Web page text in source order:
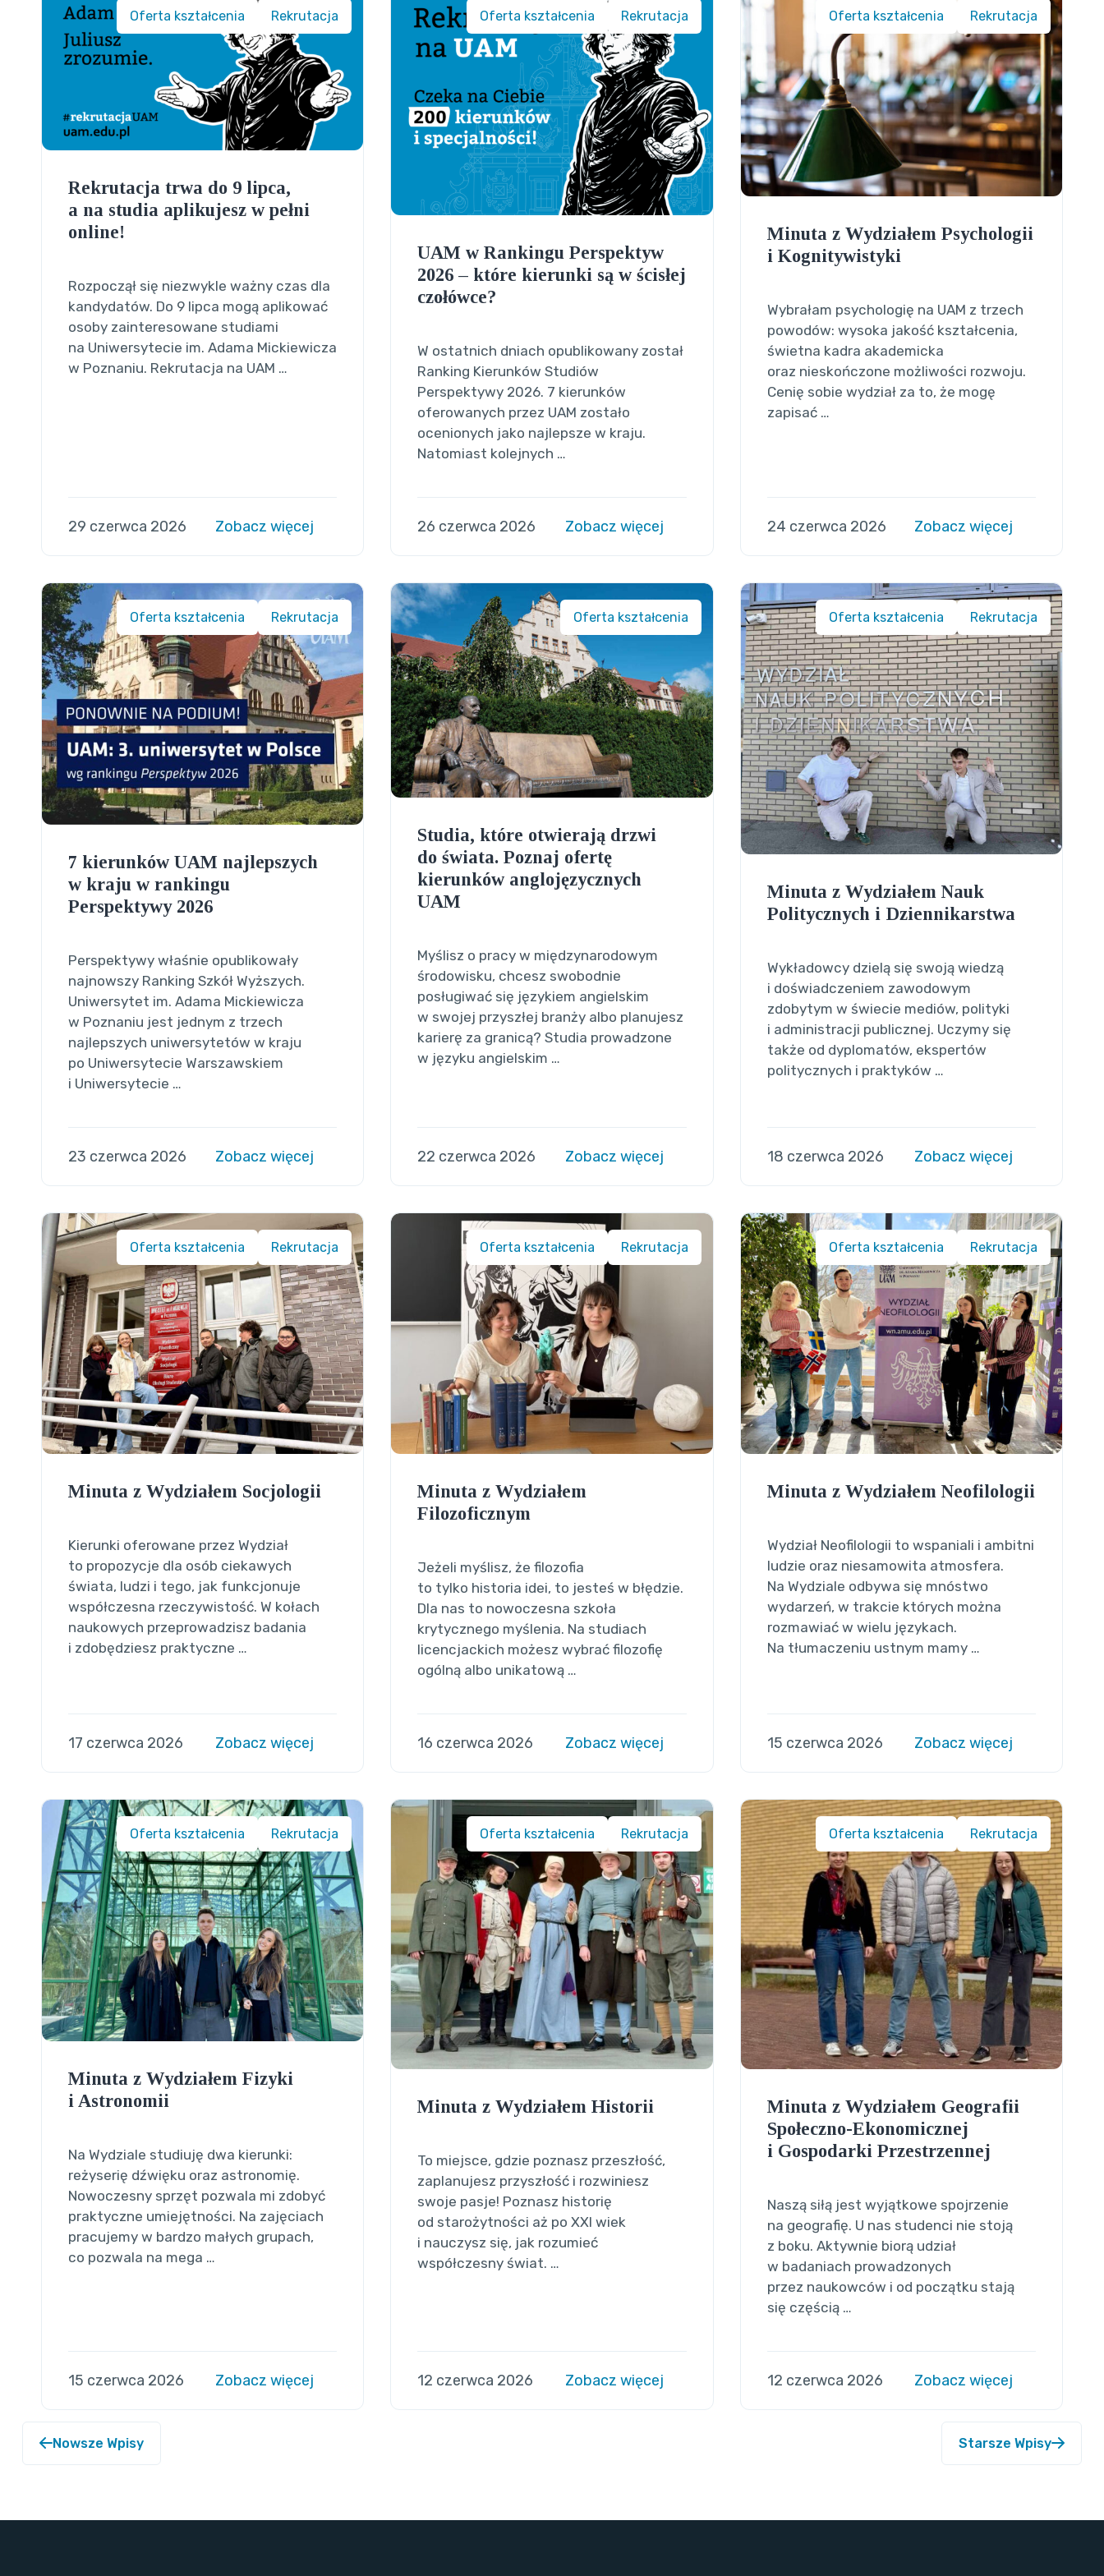
Oferta kształcenia Rekrutacja
Rekrutacja trwa do 9 lipca,
a na studia aplikujesz w pełni
online!
Rozpoczął się niezwykle ważny czas dla
kandydatów. Do 9 lipca mogą aplikować
osoby zainteresowane studiami
na Uniwersytecie im. Adama Mickiewicza
w Poznaniu. Rekrutacja na UAM …
29 czerwca 2026 Zobacz więcej
Oferta kształcenia Rekrutacja
UAM w Rankingu Perspektyw
2026 – które kierunki są w ścisłej
czołówce?
W ostatnich dniach opublikowany został
Ranking Kierunków Studiów
Perspektywy 2026. 7 kierunków
oferowanych przez UAM zostało
ocenionych jako najlepsze w kraju.
Natomiast kolejnych …
26 czerwca 2026 Zobacz więcej
Oferta kształcenia Rekrutacja
Minuta z Wydziałem Psychologii
i Kognitywistyki
Wybrałam psychologię na UAM z trzech
powodów: wysoka jakość kształcenia,
świetna kadra akademicka
oraz nieskończone możliwości rozwoju.
Cenię sobie wydział za to, że mogę
zapisać …
24 czerwca 2026 Zobacz więcej
Oferta kształcenia Rekrutacja
7 kierunków UAM najlepszych
w kraju w rankingu
Perspektywy 2026
Perspektywy właśnie opublikowały
najnowszy Ranking Szkół Wyższych.
Uniwersytet im. Adama Mickiewicza
w Poznaniu jest jednym z trzech
najlepszych uniwersytetów w kraju
po Uniwersytecie Warszawskiem
i Uniwersytecie …
23 czerwca 2026 Zobacz więcej
Oferta kształcenia
Studia, które otwierają drzwi
do świata. Poznaj ofertę
kierunków anglojęzycznych
UAM
Myślisz o pracy w międzynarodowym
środowisku, chcesz swobodnie
posługiwać się językiem angielskim
w swojej przyszłej branży albo planujesz
karierę za granicą? Studia prowadzone
w języku angielskim …
22 czerwca 2026 Zobacz więcej
Oferta kształcenia Rekrutacja
Minuta z Wydziałem Nauk
Politycznych i Dziennikarstwa
Wykładowcy dzielą się swoją wiedzą
i doświadczeniem zawodowym
zdobytym w świecie mediów, polityki
i administracji publicznej. Uczymy się
także od dyplomatów, ekspertów
politycznych i praktyków …
18 czerwca 2026 Zobacz więcej
Oferta kształcenia Rekrutacja
Minuta z Wydziałem Socjologii
Kierunki oferowane przez Wydział
to propozycje dla osób ciekawych
świata, ludzi i tego, jak funkcjonuje
współczesna rzeczywistość. W kołach
naukowych przeprowadzisz badania
i zdobędziesz praktyczne …
17 czerwca 2026 Zobacz więcej
Oferta kształcenia Rekrutacja
Minuta z Wydziałem
Filozoficznym
Jeżeli myślisz, że filozofia
to tylko historia idei, to jesteś w błędzie.
Dla nas to nowoczesna szkoła
krytycznego myślenia. Na studiach
licencjackich możesz wybrać filozofię
ogólną albo unikatową …
16 czerwca 2026 Zobacz więcej
Oferta kształcenia Rekrutacja
Minuta z Wydziałem Neofilologii
Wydział Neofilologii to wspaniali i ambitni
ludzie oraz niesamowita atmosfera.
Na Wydziale odbywa się mnóstwo
wydarzeń, w trakcie których można
rozmawiać w wielu językach.
Na tłumaczeniu ustnym mamy …
15 czerwca 2026 Zobacz więcej
Oferta kształcenia Rekrutacja
Minuta z Wydziałem Fizyki
i Astronomii
Na Wydziale studiuję dwa kierunki:
reżyserię dźwięku oraz astronomię.
Nowoczesny sprzęt pozwala mi zdobyć
praktyczne umiejętności. Na zajęciach
pracujemy w bardzo małych grupach,
co pozwala na mega …
15 czerwca 2026 Zobacz więcej
Oferta kształcenia Rekrutacja
Minuta z Wydziałem Historii
To miejsce, gdzie poznasz przeszłość,
zaplanujesz przyszłość i rozwiniesz
swoje pasje! Poznasz historię
od starożytności aż po XXI wiek
i nauczysz się, jak rozumieć
współczesny świat. …
12 czerwca 2026 Zobacz więcej
Oferta kształcenia Rekrutacja
Minuta z Wydziałem Geografii
Społeczno-Ekonomicznej
i Gospodarki Przestrzennej
Naszą siłą jest wyjątkowe spojrzenie
na geografię. U nas studenci nie stoją
z boku. Aktywnie biorą udział
w badaniach prowadzonych
przez naukowców i od początku stają
się częścią …
12 czerwca 2026 Zobacz więcej
Nowsze Wpisy Starsze Wpisy